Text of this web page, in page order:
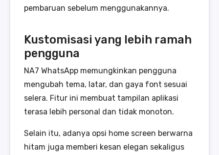
pembaruan sebelum menggunakannya.
Kustomisasi yang lebih ramah
pengguna
NA7 WhatsApp memungkinkan pengguna
mengubah tema, latar, dan gaya font sesuai
selera. Fitur ini membuat tampilan aplikasi
terasa lebih personal dan tidak monoton.
Selain itu, adanya opsi home screen berwarna
hitam juga memberi kesan elegan sekaligus